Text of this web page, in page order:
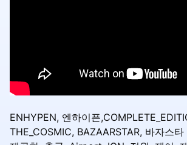
ENHYPEN, 엔하이픈
THE_COSMIC, BAZAARSTAR, 바자스